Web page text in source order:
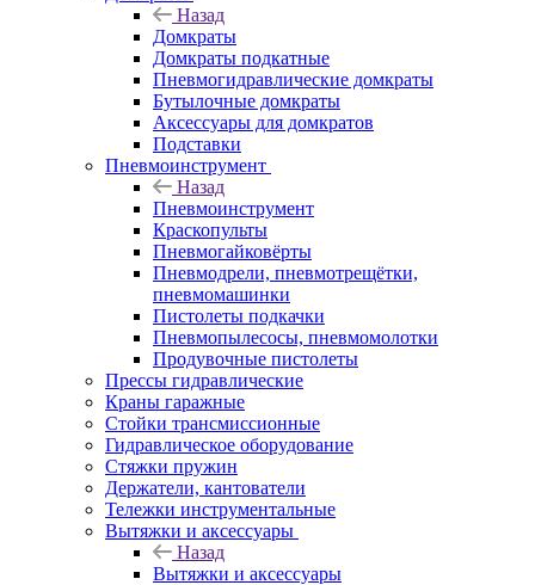
Назад
Домкраты
Домкраты подкатные
Пневмогидравлические домкраты
Бутылочные домкраты
Аксессуары для домкратов
Подставки
Пневмоинструмент
Назад
Пневмоинструмент
Краскопульты
Пневмогайковёрты
Пневмодрели, пневмотрещётки,
пневмомашинки
Пистолеты подкачки
Пневмопылесосы, пневмомолотки
Продувочные пистолеты
Прессы гидравлические
Краны гаражные
Стойки трансмиссионные
Гидравлическое оборудование
Стяжки пружин
Держатели, кантователи
Тележки инструментальные
Вытяжки и аксессуары
Назад
Вытяжки и аксессуары